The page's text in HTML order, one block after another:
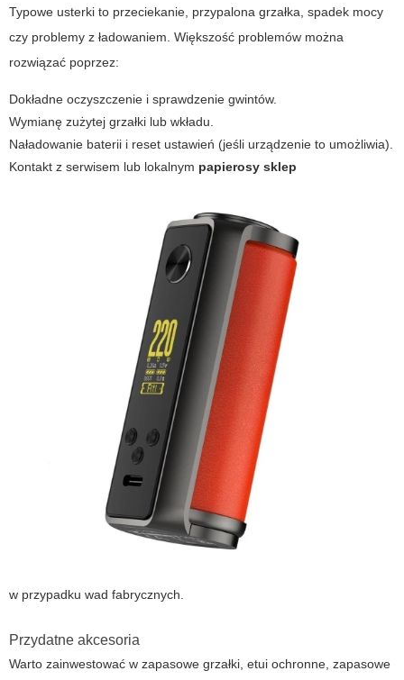
Typowe usterki to przeciekanie, przypalona grzałka, spadek mocy
czy problemy z ładowaniem. Większość problemów można
rozwiązać poprzez:
Dokładne oczyszczenie i sprawdzenie gwintów.
Wymianę zużytej grzałki lub wkładu.
Naładowanie baterii i reset ustawień (jeśli urządzenie to umożliwia).
Kontakt z serwisem lub lokalnym papierosy sklep
w przypadku wad fabrycznych.
Przydatne akcesoria
Warto zainwestować w zapasowe grzałki, etui ochronne, zapasowe